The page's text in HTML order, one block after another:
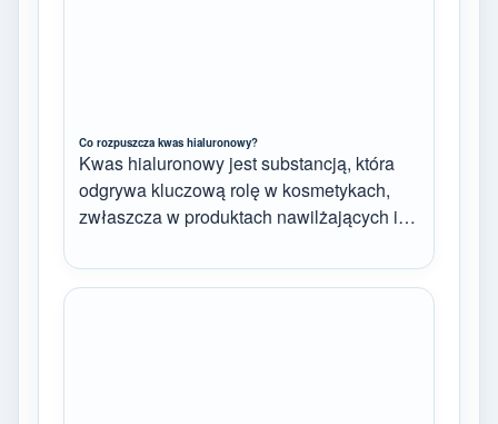
Co rozpuszcza kwas hialuronowy?
Kwas hialuronowy jest substancją, która
odgrywa kluczową rolę w kosmetykach,
zwłaszcza w produktach nawilżających i…